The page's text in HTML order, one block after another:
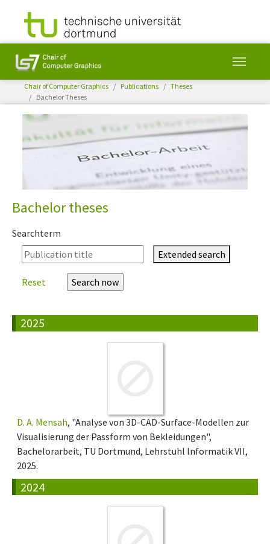
Skip to main content
You are here:
Chair of Computer Graphics Publications
Theses
Bachelor Theses
Bachelor theses
Searchterm
Extended search
Reset
2025
D. A. Mensah, "Analyse von 3D-CAD-Surface-Modellen zur
Visualisierung der Passform von Bekleidungen",
Bachelorarbeit, TU Dortmund, Lehrstuhl Informatik VII,
2025.
2024